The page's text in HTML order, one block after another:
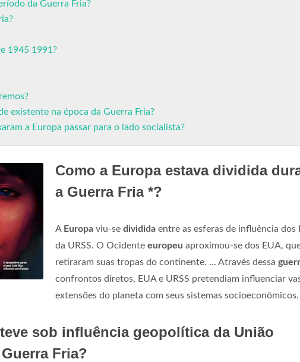
da Guerra Fria?
1945 1991?
existente na época da Guerra Fria?
a Europa passar para o lado socialista?
Como a Europa estava dividida
a Guerra Fria *?
A Europa viu-se dividida entre as esferas de influência dos
da URSS. O Ocidente europeu aproximou-se dos EUA,
retiraram suas tropas do continente. ... Através dessa
confrontos diretos, EUA e URSS pretendiam influenciar
extensões do planeta com seus sistemas socioeconômicos.
sob influência geopolítica da União
Fria?